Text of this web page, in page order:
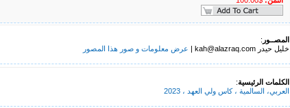
المصــور :
خليل حيدر kah@alazraq.com |
عرض معلومات و صور هذا المصور
الكلمات الرئيسية:
العربي، السالمية ، كاس ولي العهد ، 2023